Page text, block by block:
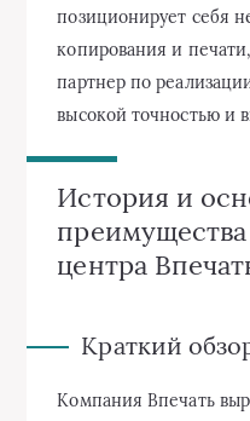
позиционирует себя
копирования и
партнер по
высокой точностью и
История и
центра
Краткий
Компания Впечать